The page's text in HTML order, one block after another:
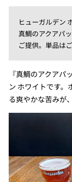
ヒューガルデン
真鯛のアクアパ
ご提供。単品は
『真鯛のアクア
ン ホワイトです。
る爽やかな苦みが